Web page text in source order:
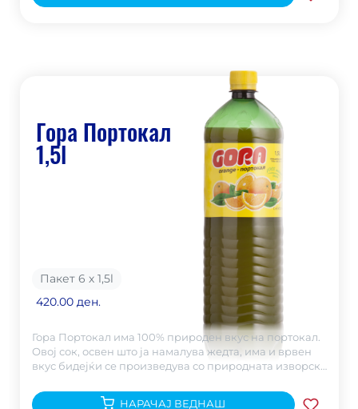
Гора Портокал
1,5l
Пакет 6 х 1,5l
420.00 ден.
Гора Портокал има 100% природен вкус на портокал.
Овој сок, освен што ја намалува жедта, има и врвен
вкус бидејќи се произведува со природната изворска
НАРАЧАЈ ВЕДНАШ